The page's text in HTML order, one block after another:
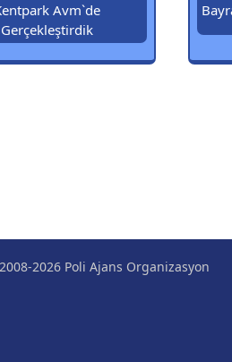
Avm`de
Gerçekleştirdik
2026 Poli Ajans Organizasyon